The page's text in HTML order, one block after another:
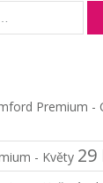
Premium -
- Květy 29